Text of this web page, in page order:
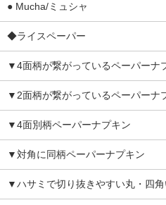
● Mucha/ミュシャ
◆ライスペーパー
▼4面柄が繋がっているペーパーナ
▼2面柄が繋がっているペーパーナ
▼4面別柄ペーパーナプキン
▼対角に同柄ペーパーナプキン
▼ハサミで切り抜きやすい丸・四